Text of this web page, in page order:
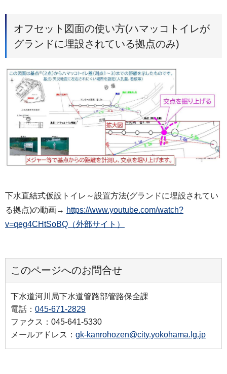
オフセット図面の使い方(ハマッコトイレが
グランドに埋設されている拠点のみ)
下水直結式仮設トイレ～設置方法(グランドに埋設されてい
る拠点)の動画→ https://www.youtube.com/watch?
v=qeg4CHtSoBQ（外部サイト）
このページへのお問合せ
下水道河川局下水道管路部管路保全課
電話： 045-671-2829
ファクス：045-641-5330
メールアドレス： gk-kanrohozen@city.yokohama.lg.jp